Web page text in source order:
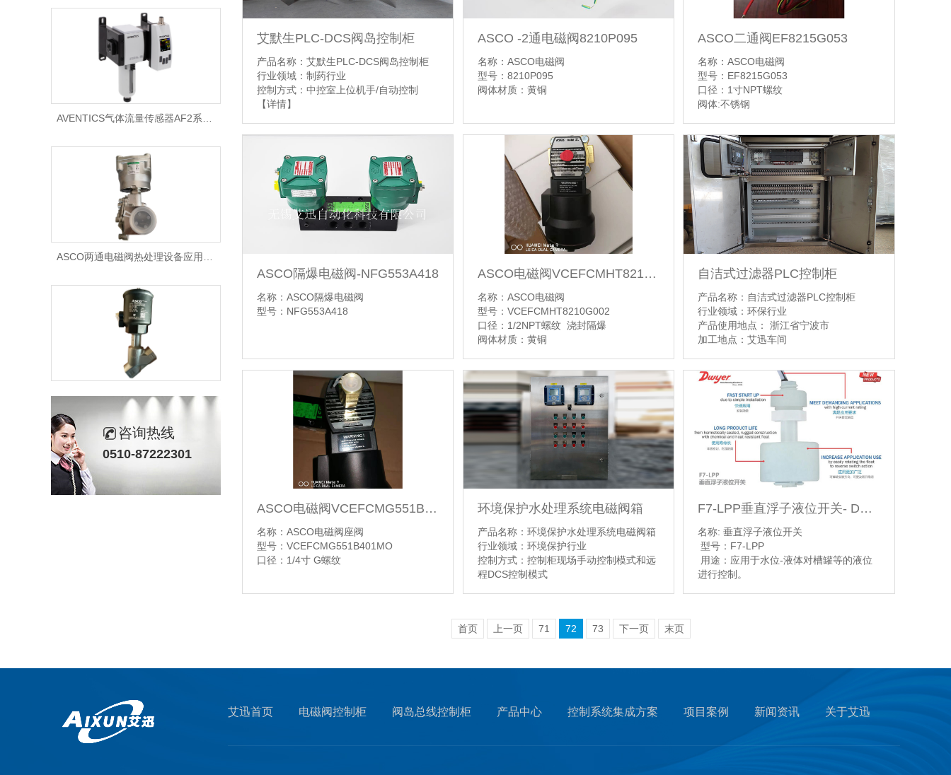
艾默生PLC-DCS阀岛控制柜
产品名称：艾默生PLC-DCS阀岛控制柜
行业领域：制药行业
控制方式：中控室上位机手/自动控制
【详情】
ASCO -2通电磁阀8210P095
名称：ASCO电磁阀
型号：8210P095
阀体材质：黄铜
【详情】
ASCO二通阀EF8215G053
名称：ASCO电磁阀
型号：EF8215G053
口径：1寸NPT螺纹
阀体:不锈钢
【详情】
ASCO隔爆电磁阀-NFG553A418
名称：ASCO隔爆电磁阀
型号：NFG553A418
【详情】
ASCO电磁阀VCEFCMHT8210G002
名称：ASCO电磁阀
型号：VCEFCMHT8210G002
口径：1/2NPT螺纹 浇封隔爆
阀体材质：黄铜
【详情】
自洁式过滤器PLC控制柜
产品名称：自洁式过滤器PLC控制柜
行业领域：环保行业
产品使用地点： 浙江省宁波市
加工地点：艾迅车间
ASCO电磁阀VCEFCMG551B401MO
名称：ASCO电磁阀座阀
型号：VCEFCMG551B401MO
口径：1/4寸 G螺纹
环境保护水处理系统电磁阀箱
产品名称：环境保护水处理系统电磁阀箱
行业领域：环境保护行业
控制方式：控制柜现场手动控制模式和远
程DCS控制模式
F7-LPP垂直浮子液位开关- Dwyer
名称: 垂直浮子液位开关
型号：F7-LPP
用途：应用于水位-液体对槽罐等的液位
进行控制。
首页
上一页 71 72 73 下一页 末页
AVENTICS气体流量传感器AF2系列在气动系统中作用是什么
ASCO两通电磁阀热处理设备应用要求有哪些
高温高压工况ASCO角型气控阀E290系列特点有哪些
咨询热线
0510-87222301
艾迅首页 电磁阀控制柜 阀岛总线控制柜 产品中心 控制系统集成方案 项目案例 新闻资讯 关于艾迅